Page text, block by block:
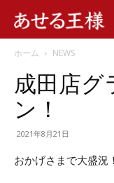
ホーム NEWS
成田店グ
ン！
2021年8月21日
おかげさまで大盛況